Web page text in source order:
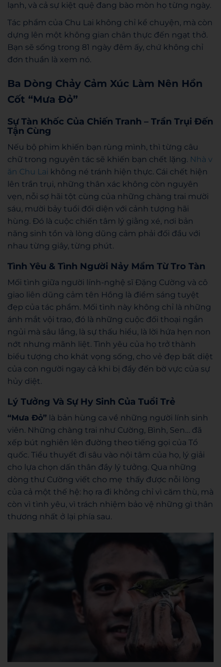
lạnh, và cả sự kiệt quệ đang bào mòn họ từng ngày.
Tác phẩm của Chu Lai không chỉ kể chuyện, mà còn
dựng lên một không gian chân thực đến ngạt thở.
Bạn sẽ sống trong 81 ngày đêm ấy, chứ không chỉ
đơn thuần là xem nó.
Ba Dòng Chảy Cảm Xúc Làm Nên Hồn
Cốt “Mưa Đỏ”
Sự Tàn Khốc Của Chiến Tranh – Trần Trụi Đến
Tận Cùng
Nếu bộ phim khiến bạn rùng mình, thì từng câu
chữ trong nguyên tác sẽ khiến bạn chết lặng. Nhà v
ăn Chu Lai không né tránh hiện thực. Cái chết hiện
lên trần trụi, những thân xác không còn nguyên
vẹn, nỗi sợ hãi tột cùng của những chàng trai mười
sáu, mười bảy tuổi đối diện với cảnh tượng hãi
hùng. Đó là cuộc chiến tâm lý giằng xé, nơi bản
năng sinh tồn và lòng dũng cảm phải đối đầu với
nhau từng giây, từng phút.
Tình Yêu & Tình Người Nảy Mầm Từ Tro Tàn
Mối tình giữa người lính-nghệ sĩ Đặng Cường và cô
giao liên dũng cảm tên Hồng là điểm sáng tuyệt
đẹp của tác phẩm. Mối tình này không chỉ là những
ánh mắt vội trao, đó là những cuộc đối thoại ngắn
ngủi mà sâu lắng, là sự thấu hiểu, là lời hứa hẹn non
nớt nhưng mãnh liệt. Tình yêu của họ trở thành
biểu tượng cho khát vọng sống, cho vẻ đẹp bất diệt
của con người ngay cả khi bị đẩy đến bờ vực của sự
hủy diệt.
Lý Tưởng Và Sự Hy Sinh Của Tuổi Trẻ
“Mưa Đỏ” là bản hùng ca về những người lính sinh
viên. Những chàng trai như Cường, Bình, Sen… đã
xếp bút nghiên lên đường theo tiếng gọi của Tổ
quốc. Tiểu thuyết đi sâu vào nội tâm của họ, lý giải
cho lựa chọn dấn thân đầy lý tưởng. Qua những
dòng thư Cường viết cho mẹ thấy được nỗi lòng
của cả một thế hệ: họ ra đi không chỉ vì căm thù, mà
còn vì tình yêu, vì trách nhiệm bảo vệ những gì thân
thương nhất ở lại phía sau.